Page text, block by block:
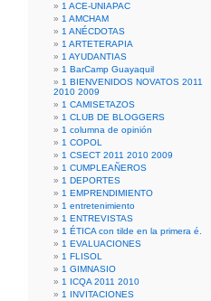
1 ACE-UNIAPAC
1 AMCHAM
1 ANÉCDOTAS
1 ARTETERAPIA
1 AYUDANTIAS
1 BarCamp Guayaquil
1 BIENVENIDOS NOVATOS 2011
2010 2009
1 CAMISETAZOS
1 CLUB DE BLOGGERS
1 columna de opinión
1 COPOL
1 CSECT 2011 2010 2009
1 CUMPLEAÑEROS
1 DEPORTES
1 EMPRENDIMIENTO
1 entretenimiento
1 ENTREVISTAS
1 ÉTICA con tilde en la primera é.
1 EVALUACIONES
1 FLISOL
1 GIMNASIO
1 ICQA 2011 2010
1 INVITACIONES